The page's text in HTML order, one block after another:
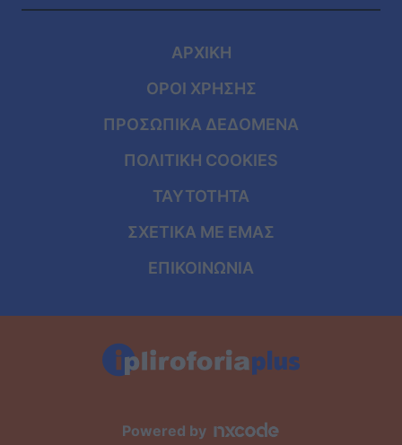
ΑΡΧΙΚΗ
ΟΡΟΙ ΧΡΗΣΗΣ
ΠΡΟΣΩΠΙΚΑ ΔΕΔΟΜΕΝΑ
ΠΟΛΙΤΙΚΗ COOKIES
ΤΑΥΤΟΤΗΤΑ
ΣΧΕΤΙΚΑ ΜΕ ΕΜΑΣ
ΕΠΙΚΟΙΝΩΝΙΑ
Powered by